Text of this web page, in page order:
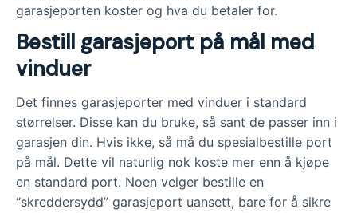
garasjeporten koster og hva du betaler for.
Bestill garasjeport på mål med
vinduer
Det finnes garasjeporter med vinduer i standard
størrelser. Disse kan du bruke, så sant de passer inn i
garasjen din. Hvis ikke, så må du spesialbestille port
på mål. Dette vil naturlig nok koste mer enn å kjøpe
en standard port. Noen velger bestille en
“skreddersydd” garasjeport uansett, bare for å sikre